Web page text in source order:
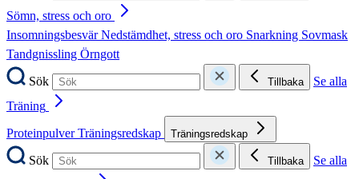
Sömn, stress och oro
InsomningsbesvärNedstämdhet, stress och oro Snarkning Sovmask
Tandgnissling Örngott
Sök
Tillbaka
Se alla
Träning
ProteinpulverTräningsredskap Träningsredskap
Sök Tillbaka
Se alla